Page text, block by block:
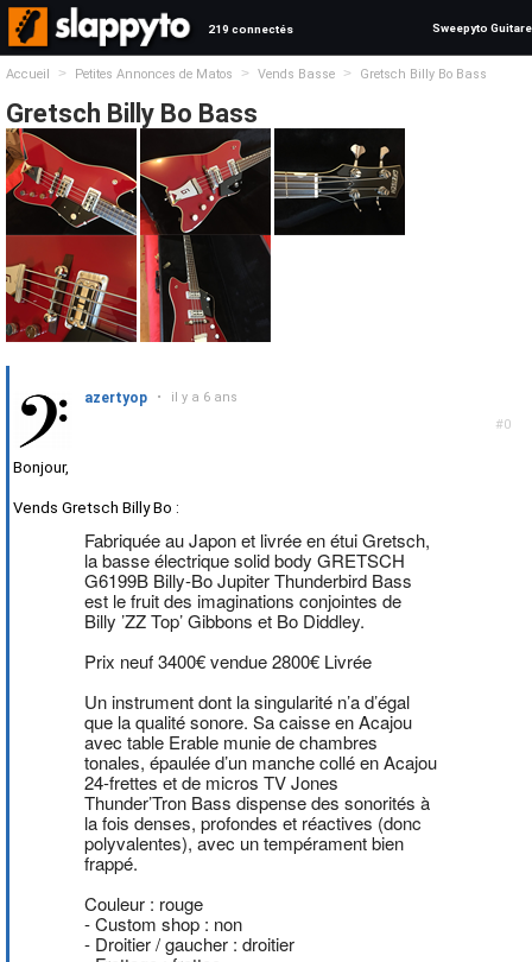
219 connectés Sweepyto Guitare
Accueil > Petites Annonces de Matos > Vends Basse > Gretsch Billy Bo Bass
Gretsch Billy Bo Bass
#0
azertyop • il y a 6 ans
Bonjour,
Vends Gretsch Billy Bo :
Fabriquée au Japon et livrée en étui Gretsch,
la basse électrique solid body GRETSCH
G6199B Billy-Bo Jupiter Thunderbird Bass
est le fruit des imaginations conjointes de
Billy ’ZZ Top’ Gibbons et Bo Diddley.
Prix neuf 3400€ vendue 2800€ Livrée
Un instrument dont la singularité n’a d’égal
que la qualité sonore. Sa caisse en Acajou
avec table Erable munie de chambres
tonales, épaulée d’un manche collé en Acajou
24-frettes et de micros TV Jones
Thunder’Tron Bass dispense des sonorités à
la fois denses, profondes et réactives (donc
polyvalentes), avec un tempérament bien
frappé.
Couleur : rouge
- Custom shop : non
- Droitier / gaucher : droitier